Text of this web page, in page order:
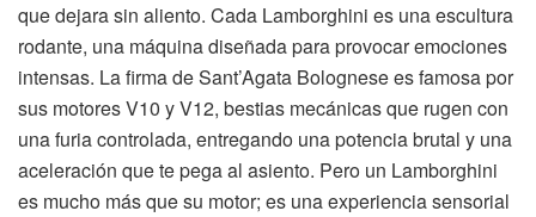
que dejara sin aliento. Cada Lamborghini es una escultura
rodante, una máquina diseñada para provocar emociones
intensas. La firma de Sant’Agata Bolognese es famosa por
sus motores V10 y V12, bestias mecánicas que rugen con
una furia controlada, entregando una potencia brutal y una
aceleración que te pega al asiento. Pero un Lamborghini
es mucho más que su motor; es una experiencia sensorial